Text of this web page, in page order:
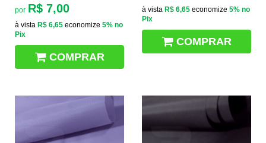
por R$ 7,00
à vista R$ 6,65 economize 5% no
Pix
COMPRAR
à vista R$ 6,65 economize 5% no
Pix
COMPRAR